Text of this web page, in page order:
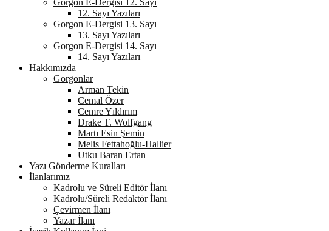
Gorgon E-Dergisi 12. Sayı
12. Sayı Yazıları
Gorgon E-Dergisi 13. Sayı
13. Sayı Yazıları
Gorgon E-Dergisi 14. Sayı
14. Sayı Yazıları
Hakkımızda
Gorgonlar
Arman Tekin
Cemal Özer
Cemre Yıldırım
Drake T. Wolfgang
Martı Esin Şemin
Melis Fettahoğlu-Hallier
Utku Baran Ertan
Yazı Gönderme Kuralları
İlanlarımız
Kadrolu ve Süreli Editör İlanı
Kadrolu/Süreli Redaktör İlanı
Çevirmen İlanı
Yazar İlanı